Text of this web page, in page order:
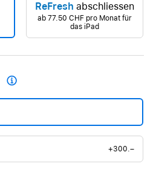
ReFresh abschliessen
ab 77.50 CHF pro Monat für
das iPad

+300.–